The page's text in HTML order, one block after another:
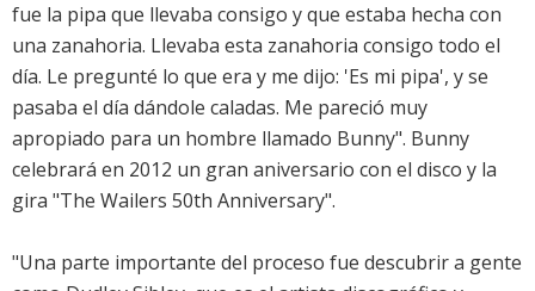
fue la pipa que llevaba consigo y que estaba hecha con
una zanahoria. Llevaba esta zanahoria consigo todo el
día. Le pregunté lo que era y me dijo: 'Es mi pipa', y se
pasaba el día dándole caladas. Me pareció muy
apropiado para un hombre llamado Bunny". Bunny
celebrará en 2012 un gran aniversario con el disco y la
gira "The Wailers 50th Anniversary".
"Una parte importante del proceso fue descubrir a gente